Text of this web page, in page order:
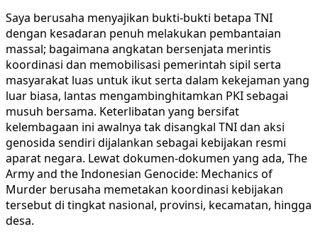
Saya berusaha menyajikan bukti-bukti betapa TNI
dengan kesadaran penuh melakukan pembantaian
massal; bagaimana angkatan bersenjata merintis
koordinasi dan memobilisasi pemerintah sipil serta
masyarakat luas untuk ikut serta dalam kekejaman yang
luar biasa, lantas mengambinghitamkan PKI sebagai
musuh bersama. Keterlibatan yang bersifat
kelembagaan ini awalnya tak disangkal TNI dan aksi
genosida sendiri dijalankan sebagai kebijakan resmi
aparat negara. Lewat dokumen-dokumen yang ada, The
Army and the Indonesian Genocide: Mechanics of
Murder berusaha memetakan koordinasi kebijakan
tersebut di tingkat nasional, provinsi, kecamatan, hingga
desa.